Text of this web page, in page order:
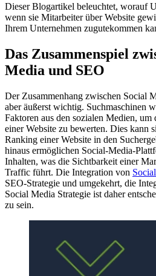
Dieser Blogartikel beleuchtet, worauf
wenn sie Mitarbeiter über Website
Ihrem Unternehmen zugutekommen
Das Zusammenspiel
Media und SEO
Der Zusammenhang zwischen Social
aber äußerst wichtig. Suchmaschinen
Faktoren aus den sozialen Medien,
einer Website zu bewerten. Dies kann
Ranking einer Website in den
hinaus ermöglichen Social-Media-
Inhalten, was die Sichtbarkeit einer
Traffic führt. Die Integration von
SEO-Strategie und umgekehrt, die
Social Media Strategie ist daher
zu sein.